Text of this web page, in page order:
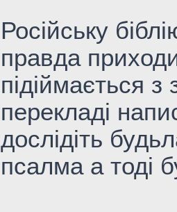
Російську
правда
підіймається з
перекладі
дослідіть
псалма а тоді